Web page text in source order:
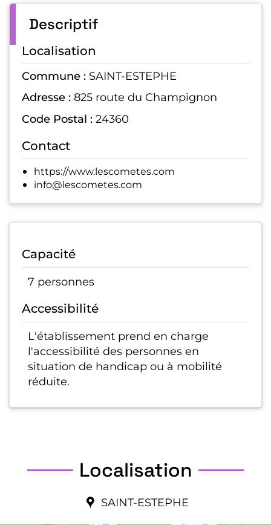
Descriptif
Localisation
Commune : SAINT-ESTEPHE
Adresse : 825 route du Champignon
Code Postal : 24360
Contact
https://www.lescometes.com
info@lescometes.com
Capacité
7 personnes
Accessibilité
L'établissement prend en charge
l'accessibilité des personnes en
situation de handicap ou à mobilité
réduite.
Localisation
SAINT-ESTEPHE